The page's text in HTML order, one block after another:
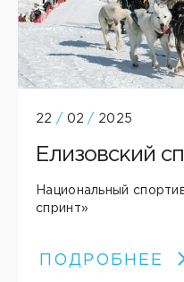
22 / 02 / 2025
Елизовский
Национальный
спринт»
ПОДРОБНЕЕ